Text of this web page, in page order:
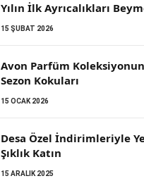
Yılın İlk Ayrıcalıkları
15 ŞUBAT 2026
Avon Parfüm
Sezon Kokuları
15 OCAK 2026
Desa Özel İndirimleriyle
Şıklık Katın
15 ARALIK 2025